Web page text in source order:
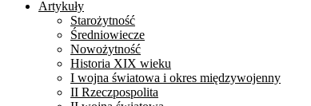
Artykuły
Starożytność
Średniowiecze
Nowożytność
Historia XIX wieku
I wojna światowa i okres międzywojenny
II Rzeczpospolita